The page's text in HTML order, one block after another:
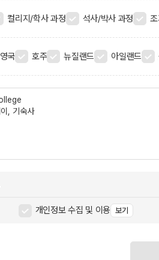
컬리지/학사 과정 석사/박사 과정
영국 호주 뉴질랜드 아일랜드
개인정보 수집 및 이용 보기